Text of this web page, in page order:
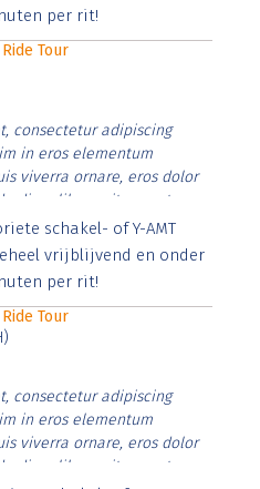
per rit!
Tour
consectetur adipiscing
in eros elementum
viverra ornare, eros dolor
diam libero vitae erat.
cursus id rutrum lorem
risus tristique posuere.
schakel- of Y-AMT
vrijblijvend en onder
per rit!
Tour
consectetur adipiscing
in eros elementum
viverra ornare, eros dolor
diam libero vitae erat.